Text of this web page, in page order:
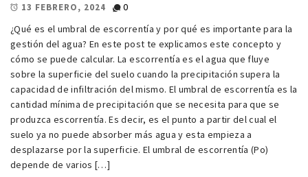
13 FEBRERO, 2024
0
¿Qué es el umbral de escorrentía y por qué es importante para la
gestión del agua? En este post te explicamos este concepto y
cómo se puede calcular. La escorrentía es el agua que fluye
sobre la superficie del suelo cuando la precipitación supera la
capacidad de infiltración del mismo. El umbral de escorrentía es la
cantidad mínima de precipitación que se necesita para que se
produzca escorrentía. Es decir, es el punto a partir del cual el
suelo ya no puede absorber más agua y esta empieza a
desplazarse por la superficie. El umbral de escorrentía (Po)
depende de varios […]